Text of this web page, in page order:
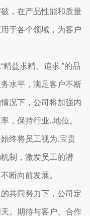
，在产品性能和质量
于各个领域，为客户
益求精、追求 ”的品
水平，满足客户不断
况下，公司将加强内
，保持行业..地位。
终将员工视为.宝贵
制，激发员工的潜
断向前发展。
共同努力下，公司定
。期待与客户、合作